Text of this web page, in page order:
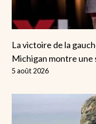
La victoire de la
Michigan montre une
5 août 2026